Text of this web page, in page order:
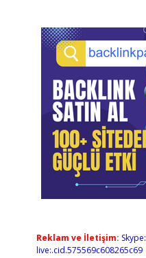
Reklam ve İletişim: Skype:
live:.cid.575569c608265c69